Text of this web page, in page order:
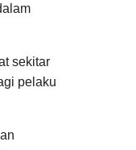
sekitar
pelaku